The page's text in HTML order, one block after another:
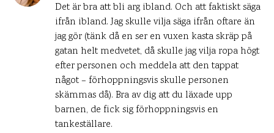
Det är bra att bli arg ibland. Och att faktiskt säga
ifrån ibland. Jag skulle vilja säga ifrån oftare än
jag gör (tänk då en ser en vuxen kasta skräp på
gatan helt medvetet, då skulle jag vilja ropa högt
efter personen och meddela att den tappat
något – förhoppningsvis skulle personen
skämmas då). Bra av dig att du läxade upp
barnen, de fick sig förhoppningsvis en
tankeställare.